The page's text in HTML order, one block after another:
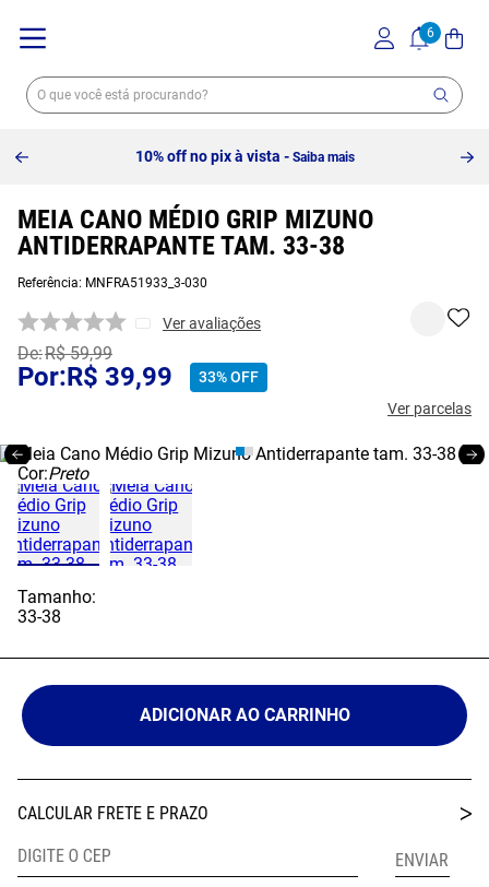
10% off no pix à vista - Saiba mais
MEIA CANO MÉDIO GRIP MIZUNO
ANTIDERRAPANTE TAM. 33-38
Referência: MNFRA51933_3-030
Ver avaliações
R$ 59,99
R$ 39,99 33%OFF
Ver parcelas
Cor:Preto
Tamanho:
33-38
ADICIONAR AO CARRINHO